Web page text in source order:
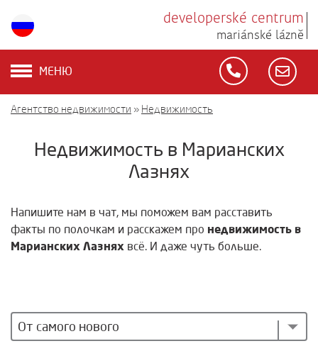
developerské centrum
mariánské lázně
МЕНЮ
Агентство недвижимости » Недвижимость
Недвижимость в Марианских
Лазнях
Напишите нам в чат, мы поможем вам расставить
факты по полочкам и расскажем про недвижимость в
Марианских Лазнях всё. И даже чуть больше.
От самого нового